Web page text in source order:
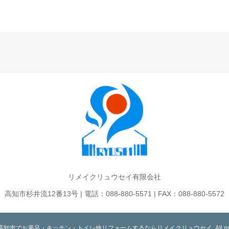
リメイクリュウセイ有限会社
高知市杉井流12番13号 | 電話：088-880-5571 | FAX：088-880-5572